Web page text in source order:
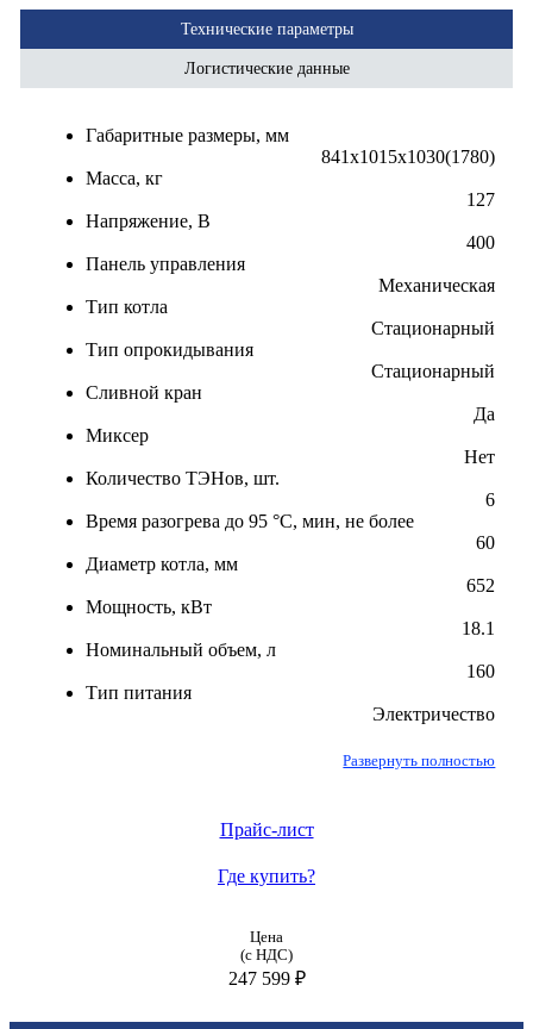
Технические параметры
Логистические данные
Габаритные размеры, мм
841x1015x1030(1780)
Масса, кг
127
Напряжение, В
400
Панель управления
Механическая
Тип котла
Стационарный
Тип опрокидывания
Стационарный
Сливной кран
Да
Миксер
Нет
Количество ТЭНов, шт.
6
Время разогрева до 95 °C, мин, не более
60
Диаметр котла, мм
652
Мощность, кВт
18.1
Номинальный объем, л
160
Тип питания
Электричество
Развернуть полностью
Прайс-лист
Где купить?
Цена
(с НДС)
247 599 ₽